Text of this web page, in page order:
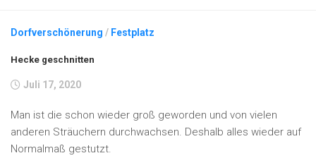
Dorfverschönerung / Festplatz
Hecke geschnitten
Juli 17, 2020
Man ist die schon wieder groß geworden und von vielen
anderen Sträuchern durchwachsen. Deshalb alles wieder auf
Normalmaß gestutzt.